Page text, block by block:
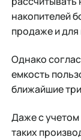
накопителей
продаже и для
Однако
емкость
ближайшие
Даже с учетом
таких